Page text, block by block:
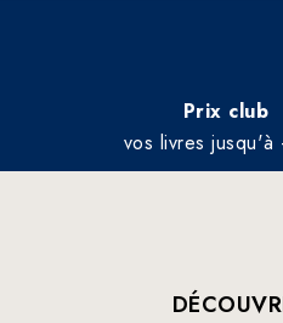
Prix club
vos livres jusqu'à